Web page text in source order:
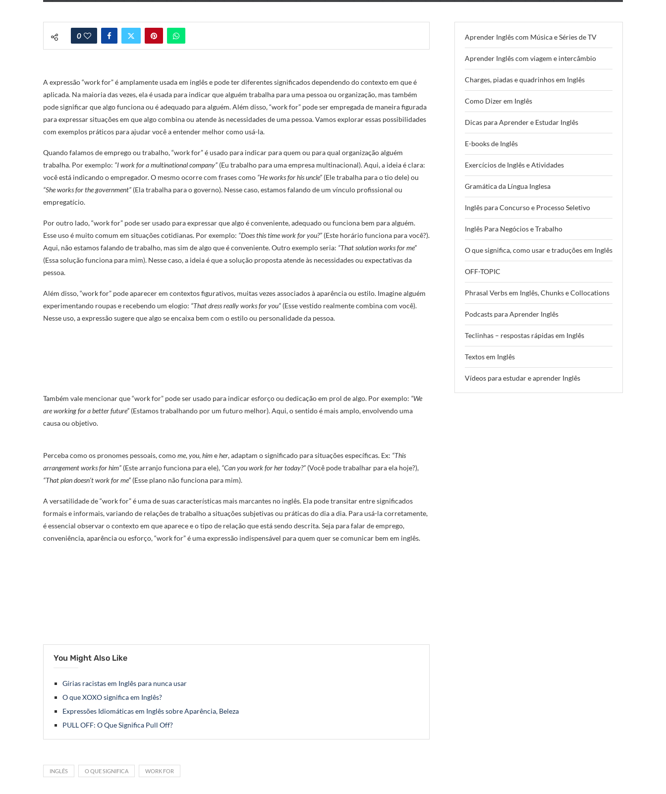
0
A expressão “work for” é amplamente usada em inglês e pode ter diferentes significados dependendo do contexto em que é
aplicada. Na maioria das vezes, ela é usada para indicar que alguém trabalha para uma pessoa ou organização, mas também
pode significar que algo funciona ou é adequado para alguém. Além disso, “work for” pode ser empregada de maneira figurada
para expressar situações em que algo combina ou atende às necessidades de uma pessoa. Vamos explorar essas possibilidades
com exemplos práticos para ajudar você a entender melhor como usá-la.
Quando falamos de emprego ou trabalho, “work for” é usado para indicar para quem ou para qual organização alguém
trabalha. Por exemplo: “I work for a multinational company” (Eu trabalho para uma empresa multinacional). Aqui, a ideia é clara:
você está indicando o empregador. O mesmo ocorre com frases como “He works for his uncle” (Ele trabalha para o tio dele) ou
“She works for the government” (Ela trabalha para o governo). Nesse caso, estamos falando de um vínculo profissional ou
empregatício.
Por outro lado, “work for” pode ser usado para expressar que algo é conveniente, adequado ou funciona bem para alguém.
Esse uso é muito comum em situações cotidianas. Por exemplo: “Does this time work for you?” (Este horário funciona para você?).
Aqui, não estamos falando de trabalho, mas sim de algo que é conveniente. Outro exemplo seria: “That solution works for me”
(Essa solução funciona para mim). Nesse caso, a ideia é que a solução proposta atende às necessidades ou expectativas da
pessoa.
Além disso, “work for” pode aparecer em contextos figurativos, muitas vezes associados à aparência ou estilo. Imagine alguém
experimentando roupas e recebendo um elogio: “That dress really works for you” (Esse vestido realmente combina com você).
Nesse uso, a expressão sugere que algo se encaixa bem com o estilo ou personalidade da pessoa.
Também vale mencionar que “work for” pode ser usado para indicar esforço ou dedicação em prol de algo. Por exemplo: “We
are working for a better future” (Estamos trabalhando por um futuro melhor). Aqui, o sentido é mais amplo, envolvendo uma
causa ou objetivo.
Perceba como os pronomes pessoais, comome,you,himeher, adaptam o significado para situações específicas. Ex: “This
arrangement works for him” (Este arranjo funciona para ele), “Can you work for her today?” (Você pode trabalhar para ela hoje?),
“That plan doesn’t work for me” (Esse plano não funciona para mim).
A versatilidade de “work for” é uma de suas características mais marcantes no inglês. Ela pode transitar entre significados
formais e informais, variando de relações de trabalho a situações subjetivas ou práticas do dia a dia. Para usá-la corretamente,
é essencial observar o contexto em que aparece e o tipo de relação que está sendo descrita. Seja para falar de emprego,
conveniência, aparência ou esforço, “work for” é uma expressão indispensável para quem quer se comunicar bem em inglês.
You Might Also Like
Gírias racistas em Inglês para nunca usar
O que XOXO significa em Inglês?
Expressões Idiomáticas em Inglês sobre Aparência, Beleza
PULL OFF: O Que Significa Pull Off?
INGLÊS O QUE SIGNIFICA WORK FOR
Aprender Inglês com Música e Séries de TV
Aprender Inglês com viagem e intercâmbio
Charges, piadas e quadrinhos em Inglês
Como Dizer em Inglês
Dicas para Aprender e Estudar Inglês
E-books de Inglês
Exercícios de Inglês e Atividades
Gramática da Língua Inglesa
Inglês para Concurso e Processo Seletivo
Inglês Para Negócios e Trabalho
O que significa, como usar e traduções em Inglês
OFF-TOPIC
Phrasal Verbs em Inglês, Chunks e Collocations
Podcasts para Aprender Inglês
Teclinhas – respostas rápidas em Inglês
Textos em Inglês
Vídeos para estudar e aprender Inglês